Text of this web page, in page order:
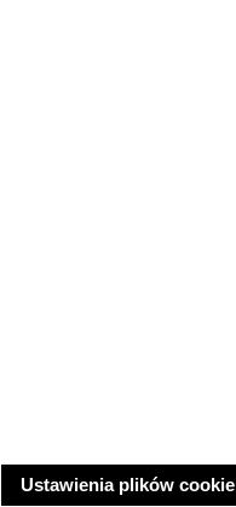
Ustawienia plików cookie